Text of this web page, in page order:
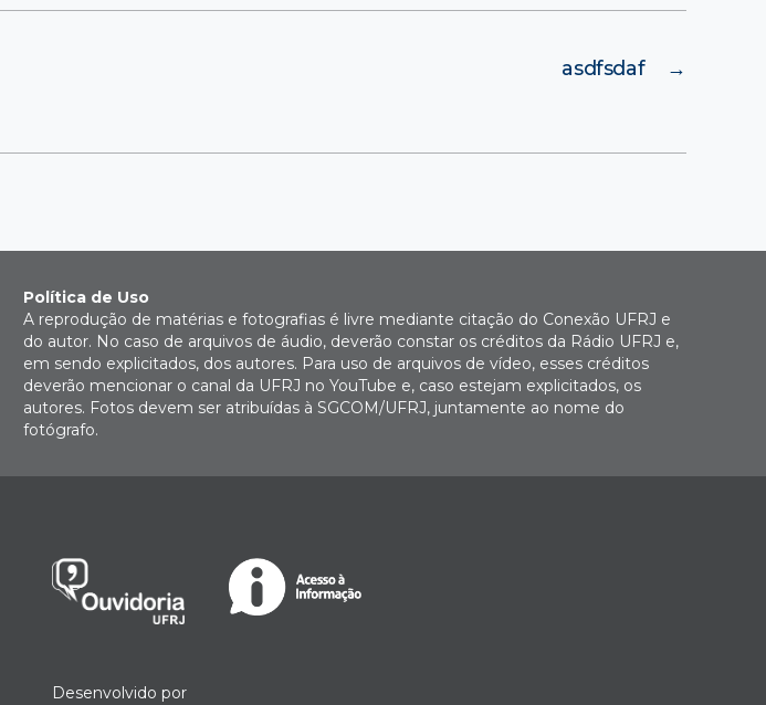
→
asdfsdaf
Política de Uso
A reprodução de matérias e fotografias é livre mediante citação do Conexão UFRJ e
do autor. No caso de arquivos de áudio, deverão constar os créditos da Rádio UFRJ e,
em sendo explicitados, dos autores. Para uso de arquivos de vídeo, esses créditos
deverão mencionar o canal da UFRJ no YouTube e, caso estejam explicitados, os
autores. Fotos devem ser atribuídas à SGCOM/UFRJ, juntamente ao nome do
fotógrafo.
Desenvolvido por